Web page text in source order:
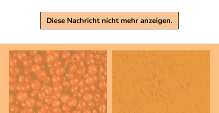
Diese Nachricht nicht mehr anzeigen.
Warenkorb Warenkorb